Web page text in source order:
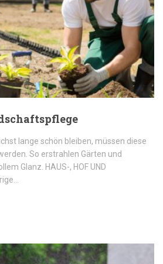
lange schön bleiben, müssen diese
So erstrahlen Gärten und
Glanz. HAUS-, HOF UND